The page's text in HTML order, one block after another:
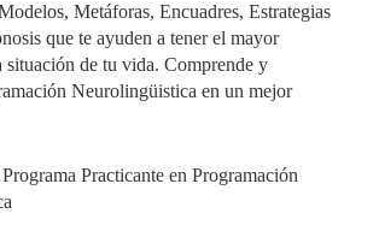
Metáforas, Encuadres, Estrategias
que te ayuden a tener el mayor
situación de tu vida. Comprende y
Neurolingüistica en un mejor
Practicante en Programación